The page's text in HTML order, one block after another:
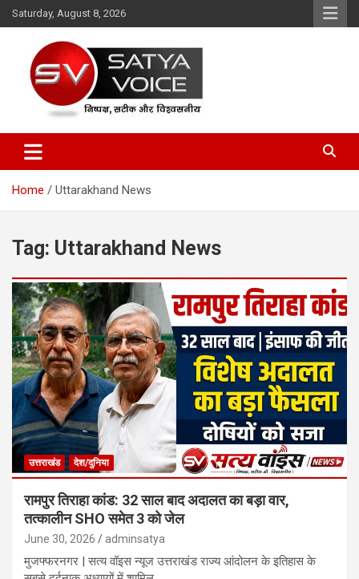
Skip
to
Saturday, August 8, 2026
Satya Voice
Home Uttarakhand News
Tag: Uttarakhand News
उत्तराखंड देश/दुनिया
रामपुर तिराहा कांड: 32 साल बाद अदालत का बड़ा वार,
तत्कालीन SHO समेत 3 को जेल
June 30, 2026 adminsatya
मुजफ्फरनगर | सत्य वॉइस न्यूज उत्तराखंड राज्य आंदोलन के इतिहास के